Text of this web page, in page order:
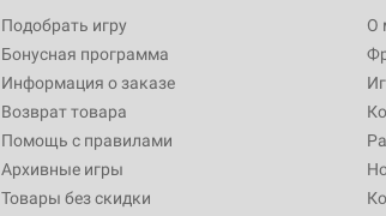
Подобрать игру
Бонусная программа
Информация о заказе
Возврат товара
Помощь с правилами
Архивные игры
Товары без скидки
О